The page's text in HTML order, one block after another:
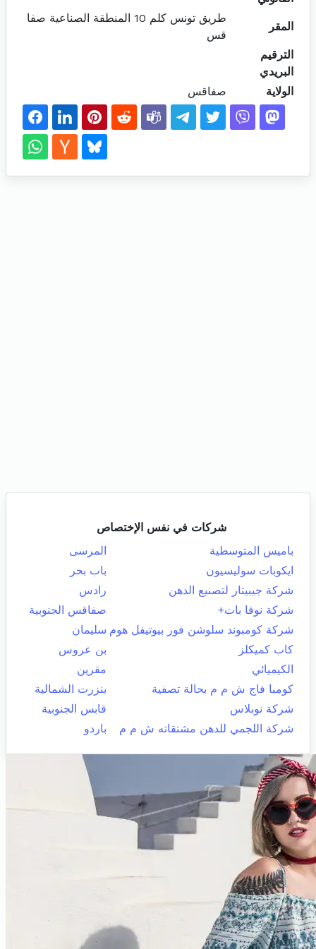
المقر
طريق تونس كلم 10 المنطقة الصناعية صفا
قس
الترقيم
البريدي
الولاية
صفاقس
شركات في نفس الإختصاص
باميس المتوسطية
المرسى
ايكوبات سوليسيون
باب بحر
شركة جيبيتار لتصنيع الدهن
رادس
شركة نوفا بات+
صفاقس الجنوبية
شركة كومبوند سلوشن فور بيوتيفل هوم سليمان
كاب كميكلز
بن عروس
الكيميائي
مقرين
كومبا فاج ش م م بحالة تصفية
بنزرت الشمالية
شركة نوبلاس
قابس الجنوبية
شركة اللجمي للدهن مشتقاته ش م م
باردو